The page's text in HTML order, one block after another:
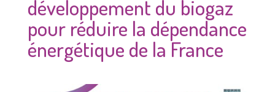
développement du biogaz
pour réduire la dépendance
énergétique de la France